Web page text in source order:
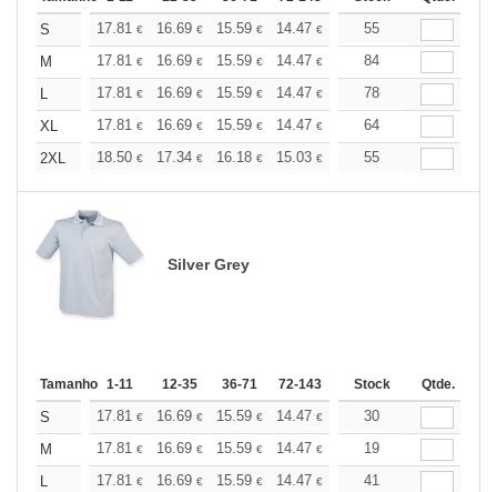
S 17.81 € 16.69 € 15.59 € 14.47 € 13.36€
55
M
17.81 € 16.69 € 15.59 € 14.47 € 13.36€
84
L
17.81 € 16.69 € 15.59 € 14.47 € 13.36€
78
XL
17.81 € 16.69 € 15.59 € 14.47 € 13.36€
64
2XL
18.50 € 17.34 € 16.18 € 15.03 € 13.87€
55
Silver Grey
Tamanho 1-11 12-35 36-71 72-143 144-287 288 +
Stock Qtde.
S 17.81 € 16.69 € 15.59 € 14.47 € 13.36€
30
M
17.81 € 16.69 € 15.59 € 14.47 € 13.36€
19
L
17.81 € 16.69 € 15.59 € 14.47 € 13.36€
41